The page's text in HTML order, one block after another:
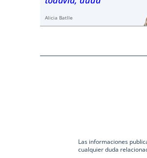
Alicia Batlle
Las informaciones
cualquier duda